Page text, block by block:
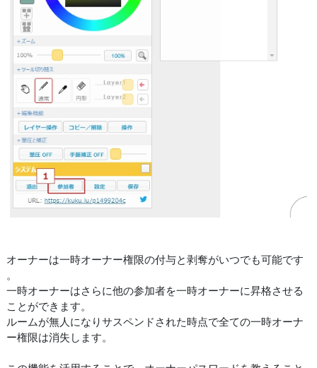
オーナーは一時オーナー権限の付与と剥奪がいつでも可能です
。
一時オーナーはさらに他の参加者を一時オーナーに昇格させる
ことができます。
ルームが無人になりサスペンドされた時点で全ての一時オーナ
ー権限は消失します。